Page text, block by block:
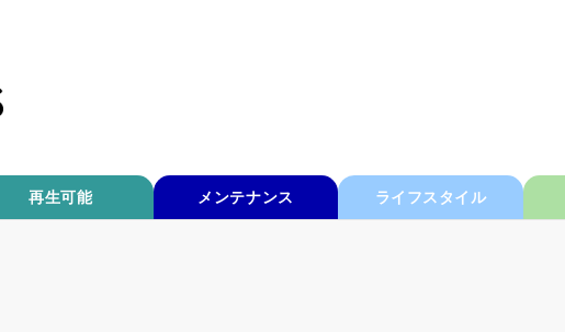
再生可能 メンテナンス ライフスタイル